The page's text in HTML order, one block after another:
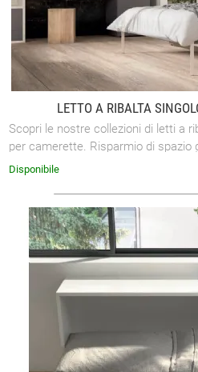
LETTO A RIBALTA
Scopri le nostre collezioni di letti a
per camerette. Risparmio di spazio
Disponibile